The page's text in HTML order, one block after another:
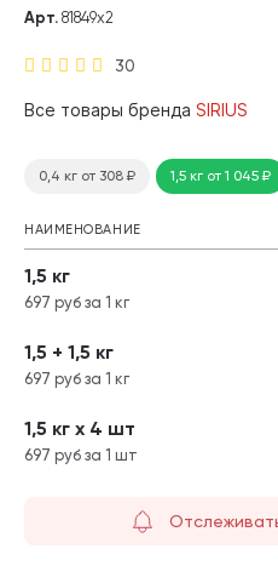
30
Арт. 81849х2
Все товары бренда SIRIUS
0,4 кг от 308 ₽ 1,5 кг от 1 045₽
НАИМЕНОВАНИЕ
1,5 кг
697 руб за 1 кг
1,5 + 1,5 кг
697 руб за 1 кг
1,5 кг х 4 шт
697 руб за 1 шт